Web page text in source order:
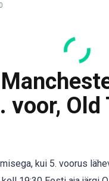
voor,
kui 5. voorus